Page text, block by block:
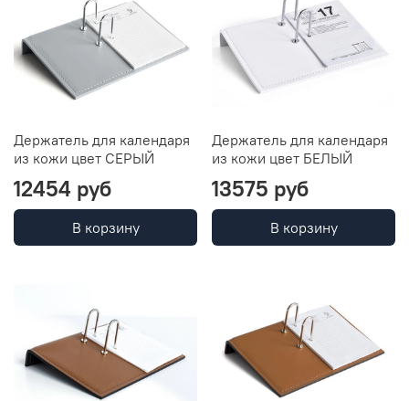
Держатель для календаря
из кожи цвет СЕРЫЙ
12454 руб
В корзину
Держатель для календаря
из кожи цвет БЕЛЫЙ
13575 руб
В корзину